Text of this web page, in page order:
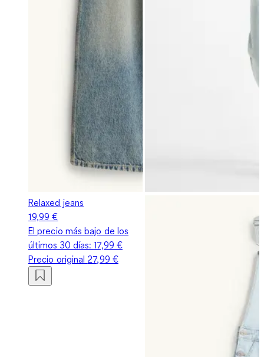
Relaxed jeans
19,99 €
El precio más bajo de los
últimos 30 días:17,99 €
Precio original 27,99 €